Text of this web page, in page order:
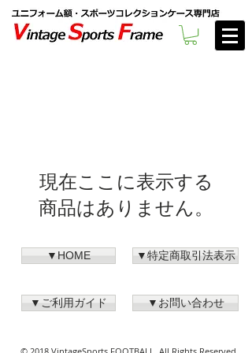
現在ここに表示する
商品はありません。
▼HOME ▼特定商取引法表示
▼ご利用ガイド ▼お問い合わせ